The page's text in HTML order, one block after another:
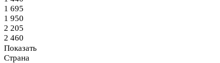
1 695
1 950
2 205
2 460
Показать
Страна